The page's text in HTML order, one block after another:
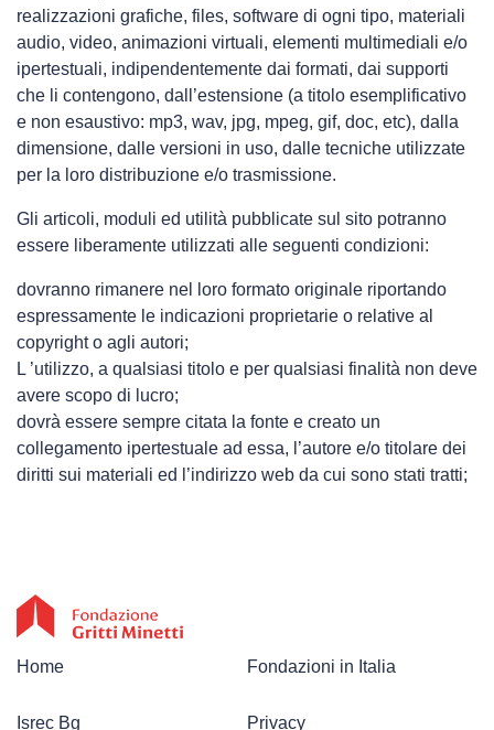
realizzazioni grafiche, files, software di ogni tipo, materiali
audio, video, animazioni virtuali, elementi multimediali e/o
ipertestuali, indipendentemente dai formati, dai supporti
che li contengono, dall’estensione (a titolo esemplificativo
e non esaustivo: mp3, wav, jpg, mpeg, gif, doc, etc), dalla
dimensione, dalle versioni in uso, dalle tecniche utilizzate
per la loro distribuzione e/o trasmissione.
Gli articoli, moduli ed utilità pubblicate sul sito potranno
essere liberamente utilizzati alle seguenti condizioni:
dovranno rimanere nel loro formato originale riportando
espressamente le indicazioni proprietarie o relative al
copyright o agli autori;
L ’utilizzo, a qualsiasi titolo e per qualsiasi finalità non deve
avere scopo di lucro;
dovrà essere sempre citata la fonte e creato un
collegamento ipertestuale ad essa, l’autore e/o titolare dei
diritti sui materiali ed l’indirizzo web da cui sono stati tratti;
Home Fondazioni in Italia
Isrec Bg Privacy